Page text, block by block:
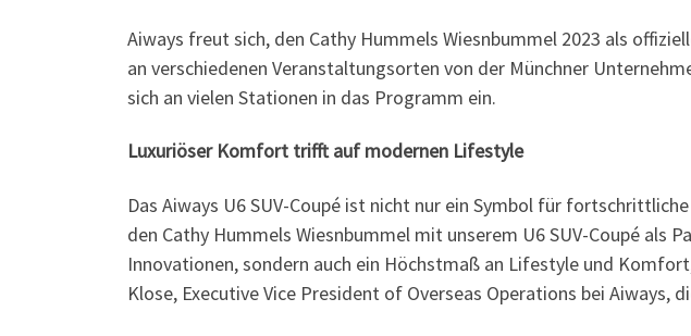
Aiways freut sich, den Cathy Hummels Wiesnbummel 2023 als
an verschiedenen Veranstaltungsorten von der Münchner
sich an vielen Stationen in das Programm ein.
Luxuriöser Komfort trifft auf modernen Lifestyle
Das Aiways U6 SUV-Coupé ist nicht nur ein Symbol für
den Cathy Hummels Wiesnbummel mit unserem U6 SUV-Coupé
Innovationen, sondern auch ein Höchstmaß an Lifestyle und
Klose, Executive Vice President of Overseas Operations bei